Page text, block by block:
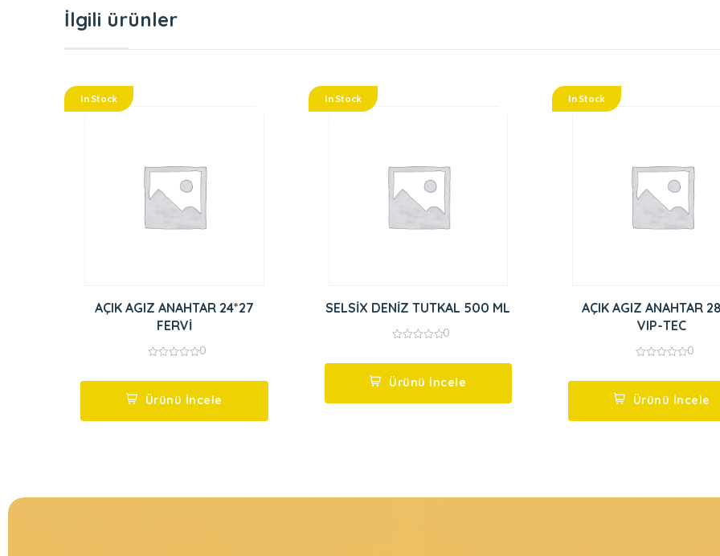
İlgili ürünler
In Stock
AÇIK AGIZ ANAHTAR 24*27
FERVİ
5
0
Ürünü İncele
In Stock
SELSİX DENİZ TUTKAL 500 ML
5
0
Ürünü İncele
In Stock
AÇIK AGIZ ANAHTAR
VIP-TEC
5
0
Ürünü İncele